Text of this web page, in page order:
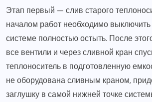
Этап первый — слив старого
началом работ необходимо выключить
системе полностью остыть. После
все вентили и через сливной кран
теплоноситель в подготовленную
не оборудована сливным краном,
заглушку в самой нижней точке